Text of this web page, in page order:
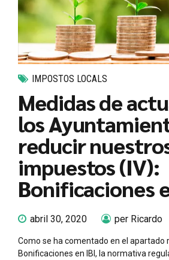
IMPOSTOS LOCALS
Medidas de
los
reducir
impuestos (IV):
Bonificaciones
abril 30, 2020 per Ricardo
Como se ha comentado en el apartado
Bonificaciones en IBI, la normativa